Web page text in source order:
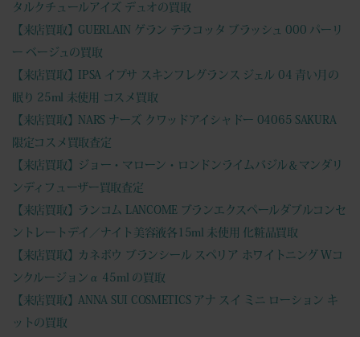
タルクチュールアイズ デュオの買取
【来店買取】GUERLAIN ゲラン テラコッタ ブラッシュ 000 パーリ
ー ベージュの買取
【来店買取】IPSA イプサ スキンフレグランス ジェル 04 青い月の
眠り 25ml 未使用 コスメ買取
【来店買取】NARS ナーズ クワッドアイシャドー 04065 SAKURA
限定コスメ買取査定
【来店買取】ジョー・マローン・ロンドンライムバジル＆マンダリ
ンディフューザー買取査定
【来店買取】ランコム LANCOME ブランエクスペールダブルコンセ
ントレートデイ／ナイト美容液各15ml 未使用 化粧品買取
【来店買取】カネボウ ブランシール スペリア ホワイトニング Wコ
ンクルージョンα 45ml の買取
【来店買取】ANNA SUI COSMETICS アナ スイ ミニ ローション キ
ットの買取